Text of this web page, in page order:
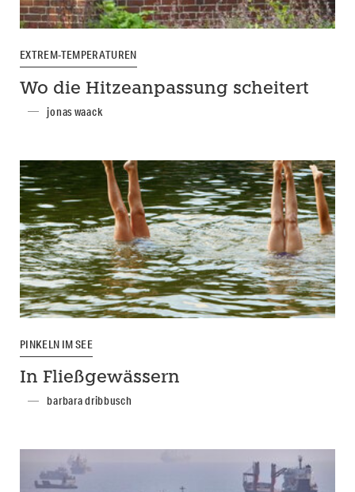
EXTREM-TEMPERATUREN
Wo die Hitzeanpassung scheitert
jonas waack
PINKELN IM SEE
In Fließgewässern
barbara dribbusch